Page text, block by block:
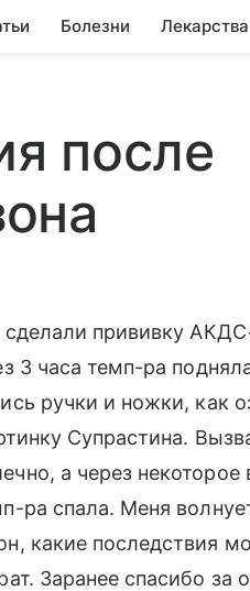
Болезни Лекарства
после
сделали прививку
3 часа темп-ра
ручки и ножки, как
Супрастина.
а через
ра спала. Меня
какие последствия
Заранее спасибо за